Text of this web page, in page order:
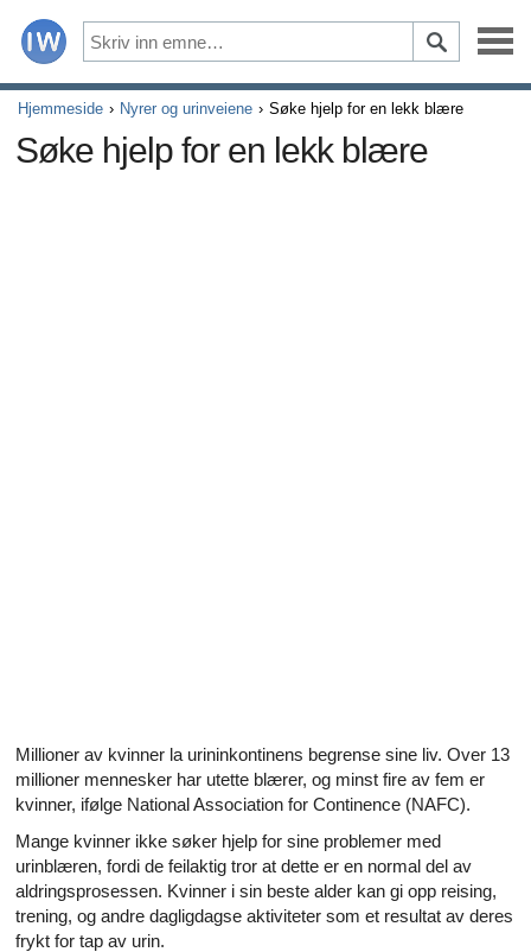
Sykdommer
Symptomer
Alle artikler om mannlige reproduksjonssystemet
Alle artikler om Alzheimers sykdom
Hjemmeside Nyrer og urinveiene Søke hjelp for en lekk blære
Søke hjelp for en lekk blære
Millioner av kvinner la urininkontinens begrense sine liv. Over 13
millioner mennesker har utette blærer, og minst fire av fem er
kvinner, ifølge National Association for Continence (NAFC).
Mange kvinner ikke søker hjelp for sine problemer med
urinblæren, fordi de feilaktig tror at dette er en normal del av
aldringsprosessen. Kvinner i sin beste alder kan gi opp reising,
trening, og andre dagligdagse aktiviteter som et resultat av deres
frykt for tap av urin.